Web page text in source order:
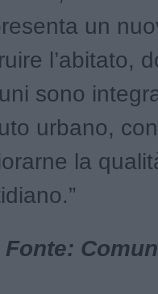
un
l’abitato,
sono
urbano,
la
Fonte: